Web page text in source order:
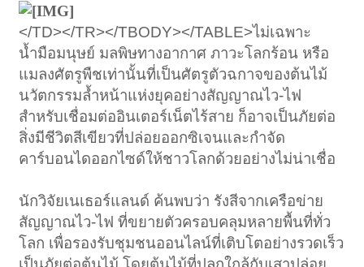
</TD></TR></TBODY></TABLE>ไม่เฉพาะ
น้ำมือมนุษย์ มลพิษทางอากาศ ภาวะโลกร้อน หรือ
แมลงศัตรูพืชเท่านั้นที่เป็นศัตรูตัวฉกาจของต้นไม้
นวัตกรรมล้ำหน้าแห่งยุคอย่างสัญญาณไว-ไฟ
สำหรับเชื่อมต่ออินเตอร์เน็ตไร้สาย ก็อาจเป็นภัยต่อ
สิ่งมีชีวิตสีเขียวที่ปล่อยออกซิเจนและกำจัด
คาร์บอนไดออกไซด์ให้ชาวโลกด้วยอย่างไม่น่าเชื่อ
นักวิจัยเนเธอร์แลนด์ ค้นพบว่า รังสีจากเครือข่าย
สัญญาณไว-ไฟ ที่ขยายตัวครอบคลุมหลายพื้นที่ทั่ว
โลก เพื่อรองรับชุมชนออนไลน์ที่เติบโตอย่างรวดเร็ว